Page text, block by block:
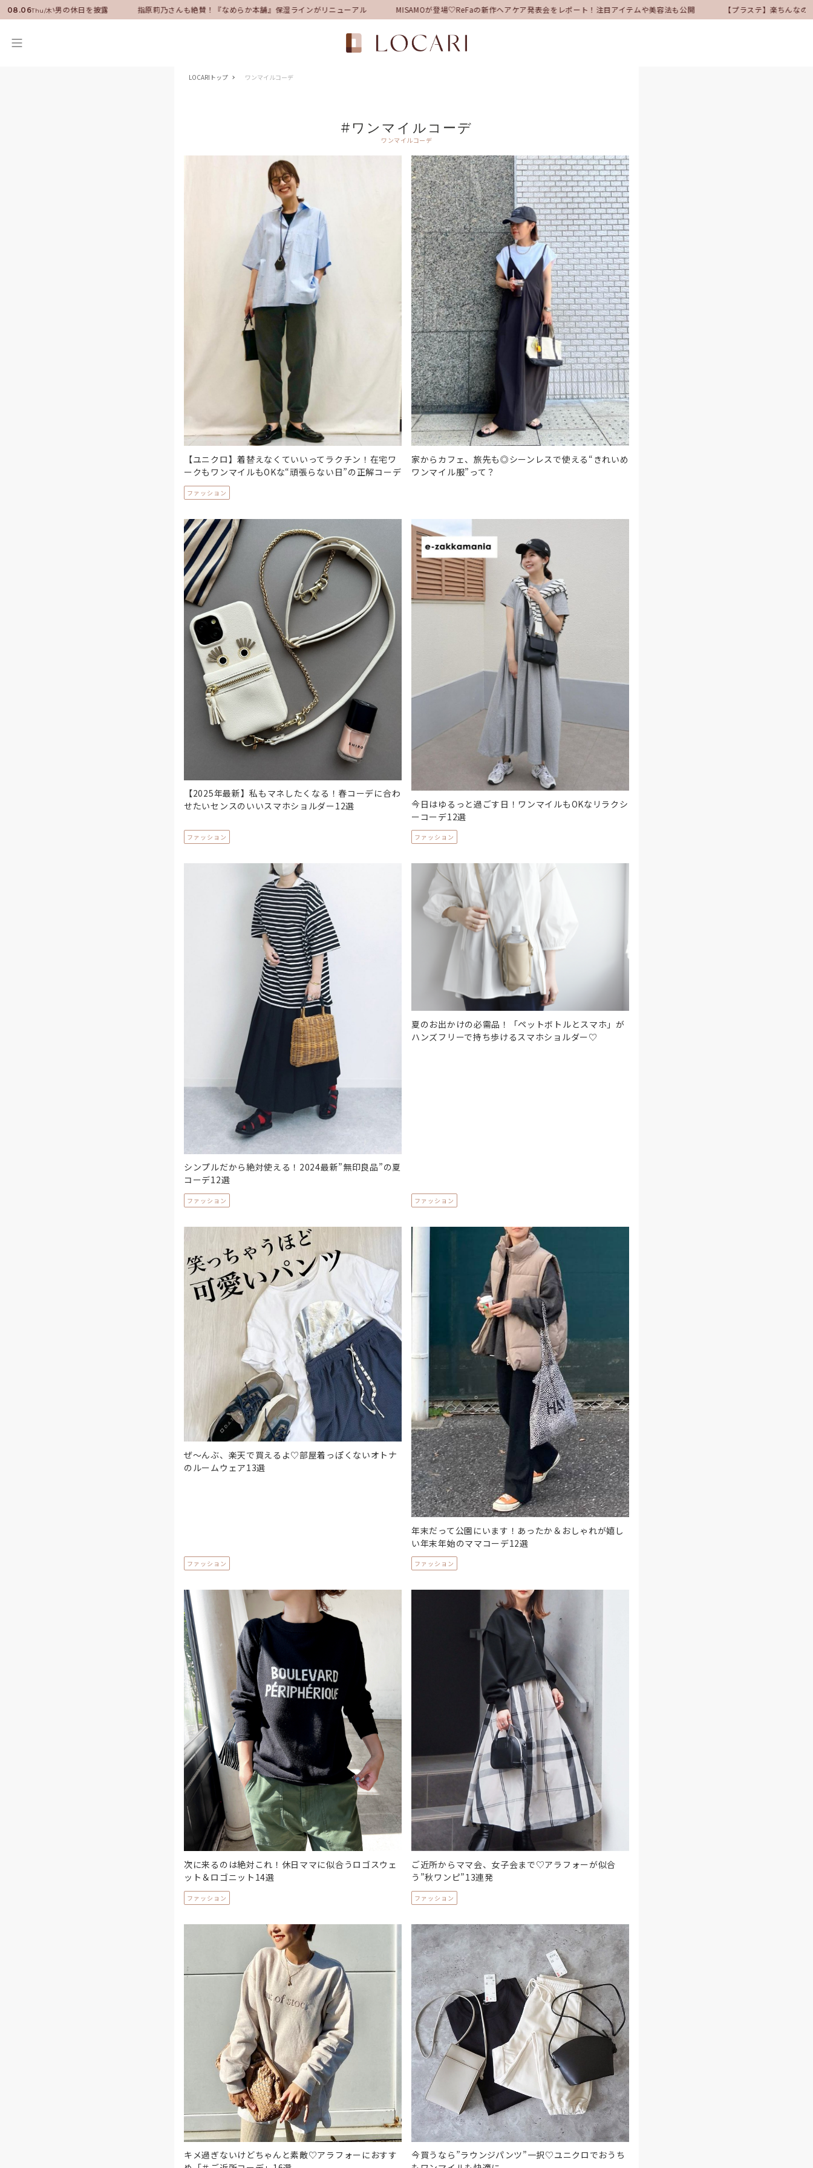
08.06Thu/木
任！いい男の休日を披露 指原莉乃さんも絶賛！『なめらか本舗』保湿ラインがリニューアル MISAMOが登場♡ReFaの新作ヘアケア発表会をレポート！注目アイテムや美容法も公開 【プラステ】楽ちんなのに
LOCARIトップ ワンマイルコーデ
#ワンマイルコーデ
ワンマイルコーデ
【ユニクロ】着替えなくていいってラクチン！在宅ワ
ークもワンマイルもOKな“頑張らない日”の正解コーデ
ファッション
家からカフェ、旅先も◎シーンレスで使える“きれいめ
ワンマイル服”って？
【2025年最新】私もマネしたくなる！春コーデに合わ
せたいセンスのいいスマホショルダー12選
ファッション
今日はゆるっと過ごす日！ワンマイルもOKなリラクシ
ーコーデ12選
ファッション
シンプルだから絶対使える！2024最新”無印良品”の夏
コーデ12選
ファッション
夏のお出かけの必需品！「ペットボトルとスマホ」が
ハンズフリーで持ち歩けるスマホショルダー♡
ファッション
ぜ～んぶ、楽天で買えるよ♡部屋着っぽくないオトナ
のルームウェア13選
ファッション
年末だって公園にいます！あったか＆おしゃれが嬉し
い年末年始のママコーデ12選
ファッション
次に来るのは絶対これ！休日ママに似合うロゴスウェ
ット＆ロゴニット14選
ファッション
ご近所からママ会、女子会まで♡アラフォーが似合
う”秋ワンピ”13連発
ファッション
キメ過ぎないけどちゃんと素敵♡アラフォーにおすす
今買うなら”ラウンジパンツ”一択♡ユニクロでおうち